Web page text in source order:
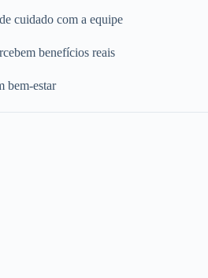
cuidado com a equipe
benefícios reais
bem-estar